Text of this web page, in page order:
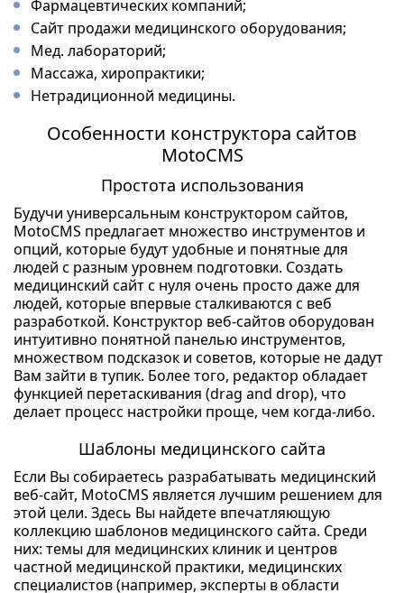
Фармацевтических компаний;
Сайт продажи медицинского оборудования;
Мед. лабораторий;
Массажа, хиропрактики;
Нетрадиционной медицины.
Особенности конструктора сайтов
MotoCMS
Простота использования
Будучи универсальным конструктором сайтов,
MotoCMS предлагает множество инструментов и
опций, которые будут удобные и понятные для
людей с разным уровнем подготовки. Создать
медицинский сайт с нуля очень просто даже для
людей, которые впервые сталкиваются с веб
разработкой. Конструктор веб-сайтов оборудован
интуитивно понятной панелью инструментов,
множеством подсказок и советов, которые не дадут
Вам зайти в тупик. Более того, редактор обладает
функцией перетаскивания (drag and drop), что
делает процесс настройки проще, чем когда-либо.
Шаблоны медицинского сайта
Если Вы собираетесь разрабатывать медицинский
веб-сайт, MotoCMS является лучшим решением для
этой цели. Здесь Вы найдете впечатляющую
коллекцию шаблонов медицинского сайта. Среди
них: темы для медицинских клиник и центров
частной медицинской практики, медицинских
специалистов (например, эксперты в области